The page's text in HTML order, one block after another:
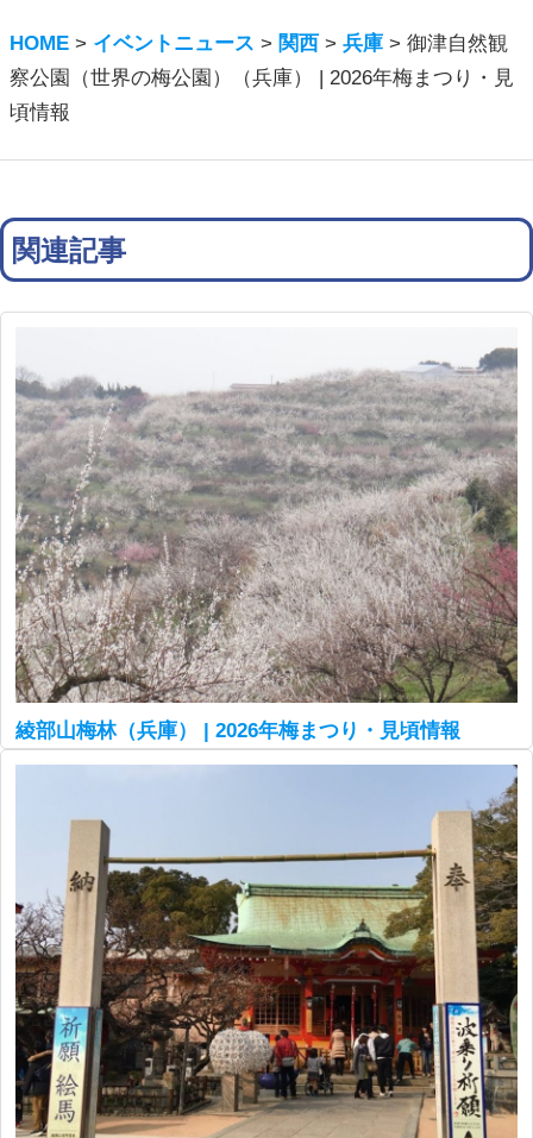
HOME > イベントニュース > 関西 >兵庫 >御津自然観
察公園（世界の梅公園）（兵庫） | 2026年梅まつり・見
頃情報
関連記事
綾部山梅林（兵庫） | 2026年梅まつり・見頃情報